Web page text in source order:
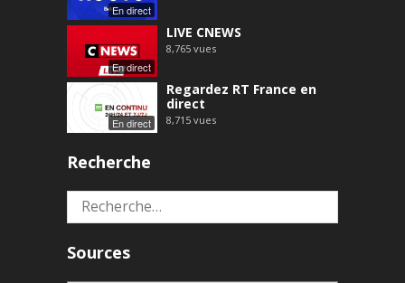
En direct
En direct
LIVE CNEWS
8,765 vues
En direct
Regardez RT France en
direct
8,715 vues
Recherche
Rechercher :
Sources